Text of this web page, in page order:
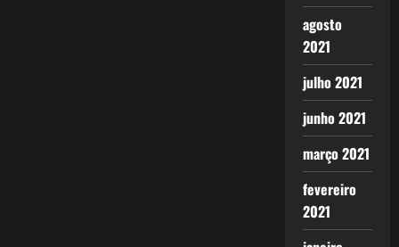
agosto
2021
julho 2021
junho 2021
março 2021
fevereiro
2021